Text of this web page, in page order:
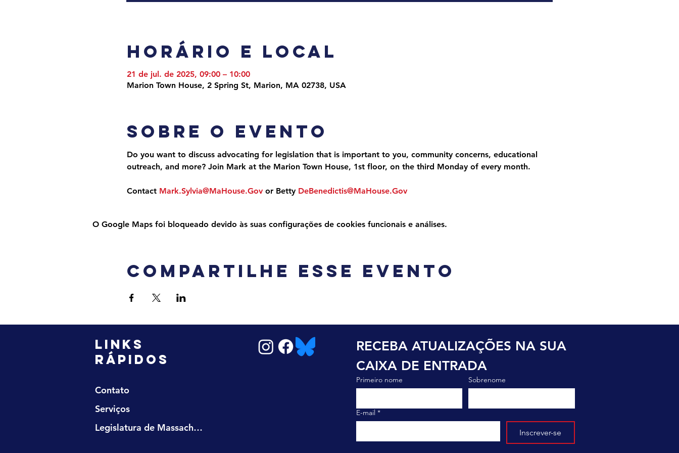
Horário e local
21 de jul. de 2025, 09:00 – 10:00
Marion Town House, 2 Spring St, Marion, MA 02738, USA
Sobre o evento
Do you want to discuss advocating for legislation that is important to you, community concerns, educational
outreach, and more? Join Mark at the Marion Town House, 1st floor, on the third Monday of every month.
Contact Mark.Sylvia@MaHouse.Gov or Betty DeBenedictis@MaHouse.Gov
O Google Maps foi bloqueado devido às suas configurações de cookies funcionais e análises.
Compartilhe esse evento
LINKS
RÁPIDOS
Contato
Serviços
Legislatura de Massachusetts
RECEBA ATUALIZAÇÕES NA SUA
CAIXA DE ENTRADA
Primeiro nome Sobrenome
E-mail *
Inscrever-se